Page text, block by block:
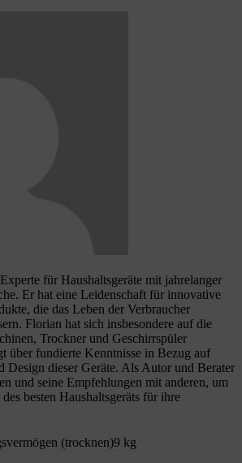
für Haushaltsgeräte mit jahrelanger
Er hat eine Leidenschaft für innovative
die das Leben der Verbraucher
Florian hat sich insbesondere auf die
Trockner und Geschirrspüler
über fundierte Kenntnisse in Bezug auf
Design dieser Geräte. Als Autor und Berater
und seine Empfehlungen mit anderen, um
besten Haushaltsgeräts für ihre
(trocknen)9 kg